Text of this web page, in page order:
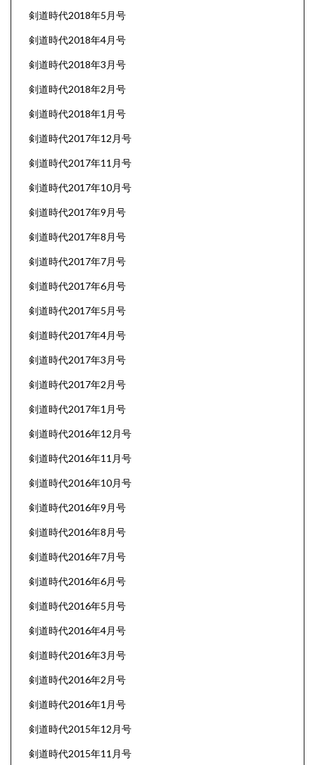
剣道時代2018年5月号
剣道時代2018年4月号
剣道時代2018年3月号
剣道時代2018年2月号
剣道時代2018年1月号
剣道時代2017年12月号
剣道時代2017年11月号
剣道時代2017年10月号
剣道時代2017年9月号
剣道時代2017年8月号
剣道時代2017年7月号
剣道時代2017年6月号
剣道時代2017年5月号
剣道時代2017年4月号
剣道時代2017年3月号
剣道時代2017年2月号
剣道時代2017年1月号
剣道時代2016年12月号
剣道時代2016年11月号
剣道時代2016年10月号
剣道時代2016年9月号
剣道時代2016年8月号
剣道時代2016年7月号
剣道時代2016年6月号
剣道時代2016年5月号
剣道時代2016年4月号
剣道時代2016年3月号
剣道時代2016年2月号
剣道時代2016年1月号
剣道時代2015年12月号
剣道時代2015年11月号